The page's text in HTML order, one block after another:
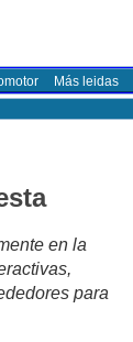
Más leidas
en la
para